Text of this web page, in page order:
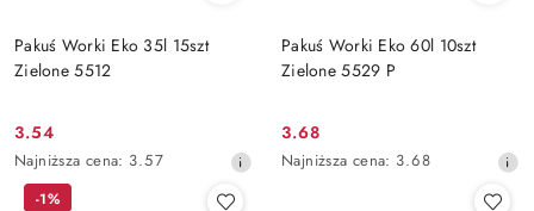
Pakuś Worki Eko 35l 15szt
Zielone 5512
Cena
promocyjna:
3.54
Najniższa
cena
Najniższa cena: 3.57
Pakuś Worki Eko 60l 10szt
Zielone 5529 P
Cena
promocyjna:
3.68
Najniższa
Najniższa cena: 3.68
-1%